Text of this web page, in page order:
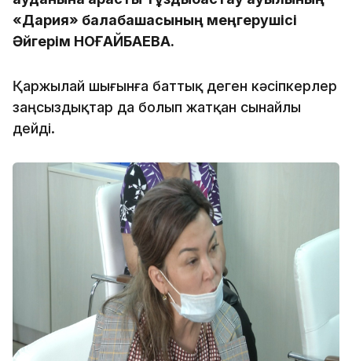
«Дария» балабақшасының меңгерушісі
Әйгерім НОҒАЙБАЕВА.
Қаржылай шығынға баттық деген кәсіпкерлер
заңсыздықтар да болып жатқан сынайлы
дейді.